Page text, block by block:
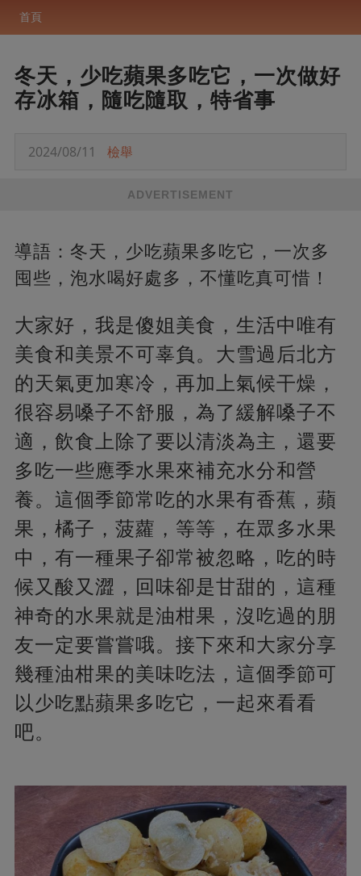
首頁
冬天，少吃蘋果多吃它，一次做好
存冰箱，隨吃隨取，特省事
2024/08/11 檢舉
ADVERTISEMENT
導語：冬天，少吃蘋果多吃它，一次多
囤些，泡水喝好處多，不懂吃真可惜！
大家好，我是傻姐美食，生活中唯有
美食和美景不可辜負。大雪過后北方
的天氣更加寒冷，再加上氣候干燥，
很容易嗓子不舒服，為了緩解嗓子不
適，飲食上除了要以清淡為主，還要
多吃一些應季水果來補充水分和營
養。這個季節常吃的水果有香蕉，蘋
果，橘子，菠蘿，等等，在眾多水果
中，有一種果子卻常被忽略，吃的時
候又酸又澀，回味卻是甘甜的，這種
神奇的水果就是油柑果，沒吃過的朋
友一定要嘗嘗哦。接下來和大家分享
幾種油柑果的美味吃法，這個季節可
以少吃點蘋果多吃它，一起來看看
吧。